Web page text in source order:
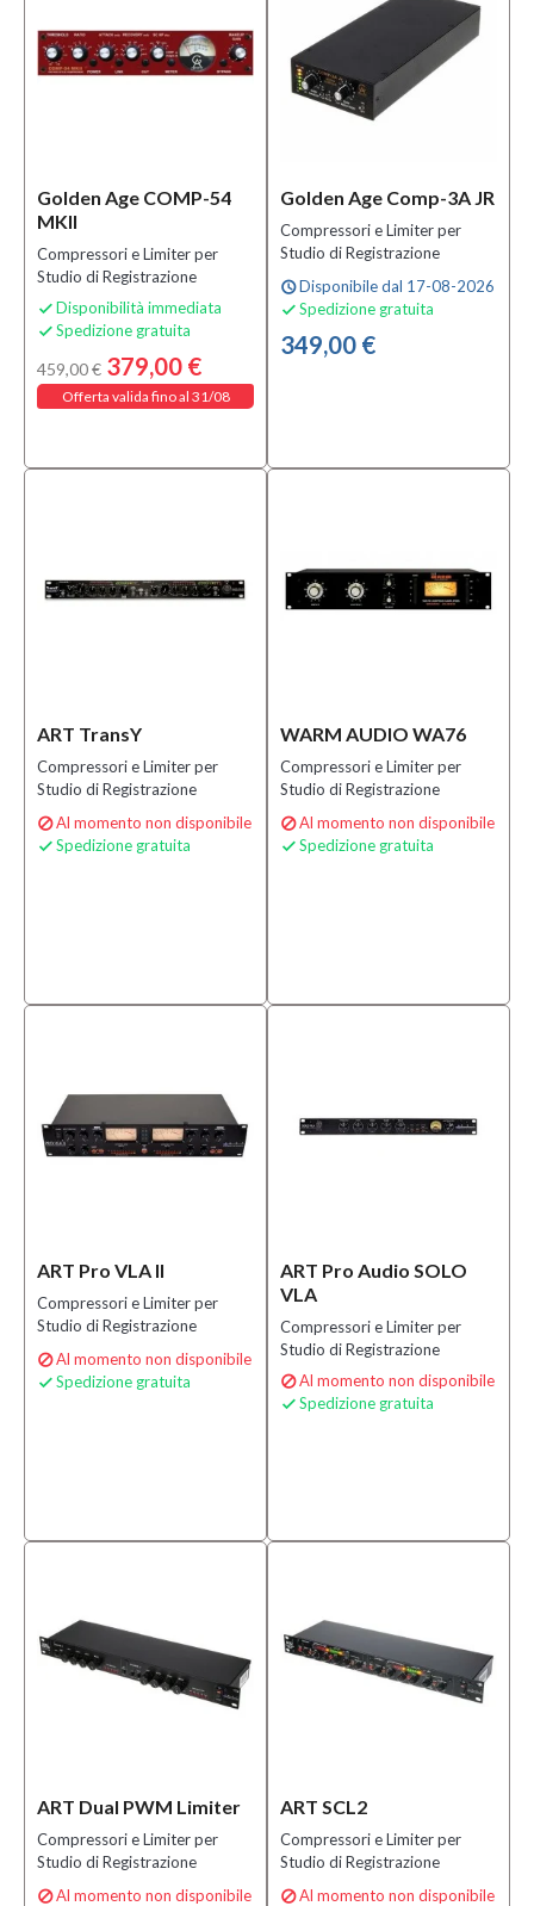
Golden Age COMP-54
MKII
Compressori e Limiter per
Studio di Registrazione
 Disponibilità immediata
 Spedizione gratuita
459,00 € 379,00 €
Offerta valida fino al 31/08
Golden Age Comp-3A JR
Compressori e Limiter per
Studio di Registrazione
scheduleDisponibile dal 17-08-2026
 Spedizione gratuita
349,00 €
ART TransY
Compressori e Limiter per
Studio di Registrazione
Al momento non disponibile
 Spedizione gratuita
WARM AUDIO WA76
Compressori e Limiter per
Studio di Registrazione
Al momento non disponibile
 Spedizione gratuita
ART Pro VLA II
Compressori e Limiter per
Studio di Registrazione
Al momento non disponibile
 Spedizione gratuita
ART Pro Audio SOLO
VLA
Compressori e Limiter per
Studio di Registrazione
Al momento non disponibile
 Spedizione gratuita
ART Dual PWM Limiter
Compressori e Limiter per
Studio di Registrazione
Al momento non disponibile
ART SCL2
Compressori e Limiter per
Studio di Registrazione
Al momento non disponibile